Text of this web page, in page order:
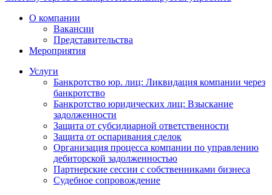
О компании
Вакансии
Представительства
Мероприятия
Услуги
Банкротство юр. лиц: Ликвидация компании через
банкротство
Банкротство юридических лиц: Взыскание
задолженности
Защита от субсидиарной ответственности
Защита от оспаривания сделок
Организация процесса компании по управлению
дебиторской задолженностью
Партнерские сессии с собственниками бизнеса
Судебное сопровождение